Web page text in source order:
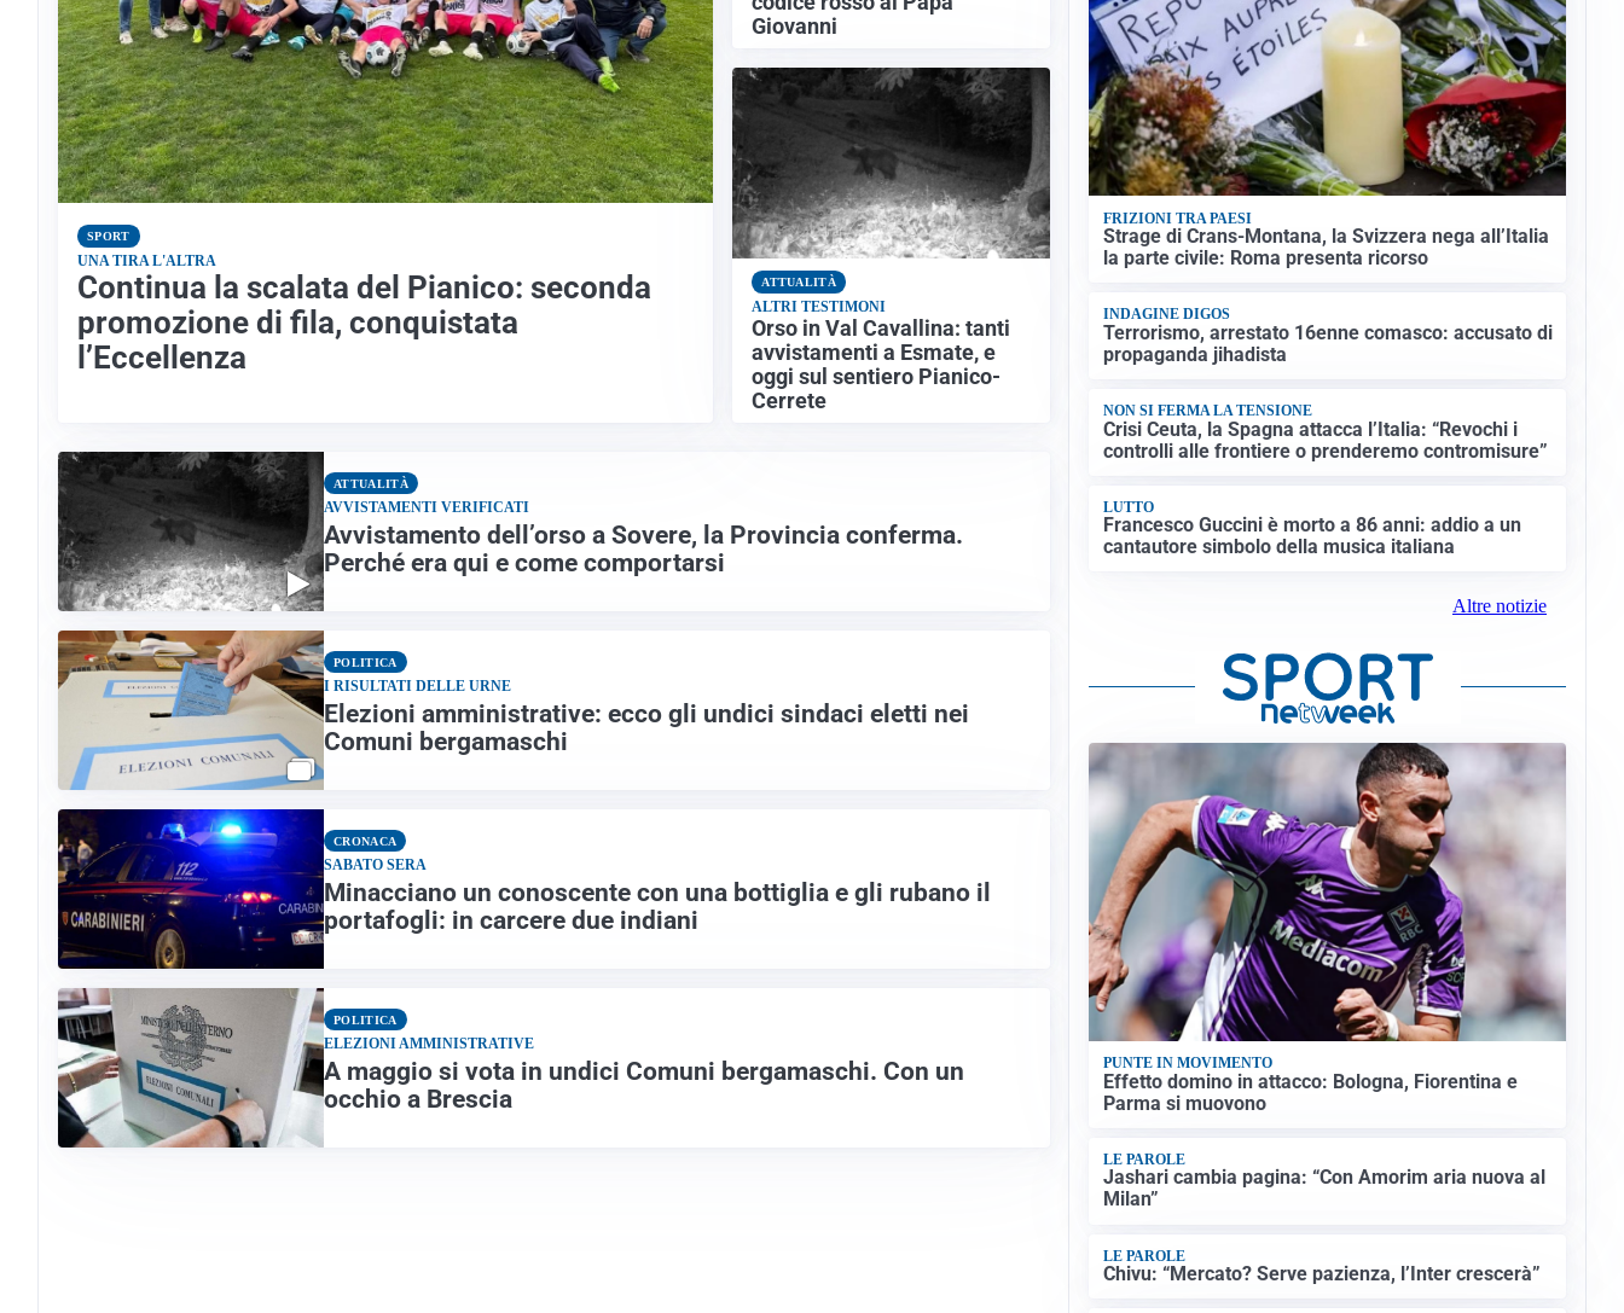
SPORT
UNA TIRA L'ALTRA
Continua la scalata del Pianico: seconda
promozione di fila, conquistata
l’Eccellenza
Giovanni
ATTUALITÀ
ALTRI TESTIMONI
Orso in Val Cavallina: tanti
avvistamenti a Esmate, e
oggi sul sentiero Pianico-
Cerrete
ATTUALITÀ
AVVISTAMENTI VERIFICATI
Avvistamento dell’orso a Sovere, la Provincia conferma.
Perché era qui e come comportarsi
POLITICA
I RISULTATI DELLE URNE
Elezioni amministrative: ecco gli undici sindaci eletti nei
Comuni bergamaschi
CRONACA
SABATO SERA
Minacciano un conoscente con una bottiglia e gli rubano il
portafogli: in carcere due indiani
POLITICA
ELEZIONI AMMINISTRATIVE
A maggio si vota in undici Comuni bergamaschi. Con un
occhio a Brescia
FRIZIONI TRA PAESI
Strage di Crans-Montana, la Svizzera nega all’Italia
la parte civile: Roma presenta ricorso
INDAGINE DIGOS
Terrorismo, arrestato 16enne comasco: accusato di
propaganda jihadista
NON SI FERMA LA TENSIONE
Crisi Ceuta, la Spagna attacca l’Italia: “Revochi i
controlli alle frontiere o prenderemo contromisure”
LUTTO
Francesco Guccini è morto a 86 anni: addio a un
cantautore simbolo della musica italiana
Altre notizie
PUNTE IN MOVIMENTO
Effetto domino in attacco: Bologna, Fiorentina e
Parma si muovono
LE PAROLE
Jashari cambia pagina: “Con Amorim aria nuova al
Milan”
LE PAROLE
Chivu: “Mercato? Serve pazienza, l’Inter crescerà”